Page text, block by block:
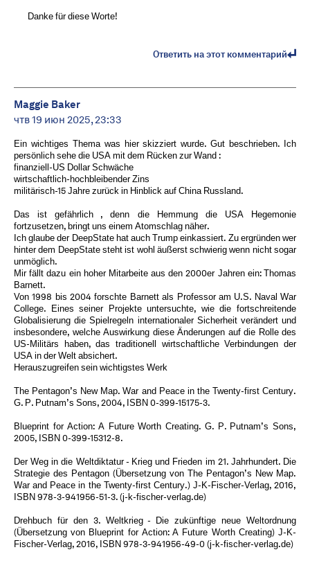
Danke für diese Worte!
Ответить на этот комментарий
Maggie Baker
чтв 19 июн 2025, 23:33
Ein wichtiges Thema was hier skizziert wurde. Gut beschrieben. Ich
persönlich sehe die USA mit dem Rücken zur Wand :
finanziell-US Dollar Schwäche
wirtschaftlich-hochbleibender Zins
militärisch-15 Jahre zurück in Hinblick auf China Russland.
Das ist gefährlich , denn die Hemmung die USA Hegemonie
fortzusetzen, bringt uns einem Atomschlag näher.
Ich glaube der DeepState hat auch Trump einkassiert. Zu ergründen wer
hinter dem DeepState steht ist wohl äußerst schwierig wenn nicht sogar
unmöglich.
Mir fällt dazu ein hoher Mitarbeite aus den 2000er Jahren ein: Thomas
Barnett.
Von 1998 bis 2004 forschte Barnett als Professor am U.S. Naval War
College. Eines seiner Projekte untersuchte, wie die fortschreitende
Globalisierung die Spielregeln internationaler Sicherheit verändert und
insbesondere, welche Auswirkung diese Änderungen auf die Rolle des
US-Militärs haben, das traditionell wirtschaftliche Verbindungen der
USA in der Welt absichert.
Herauszugreifen sein wichtigstes Werk
The Pentagon’s New Map. War and Peace in the Twenty-first Century.
G. P. Putnam’s Sons, 2004, ISBN 0-399-15175-3.
Blueprint for Action: A Future Worth Creating. G. P. Putnam’s Sons,
2005, ISBN 0-399-15312-8.
Der Weg in die Weltdiktatur - Krieg und Frieden im 21. Jahrhundert. Die
Strategie des Pentagon (Übersetzung von The Pentagon’s New Map.
War and Peace in the Twenty-first Century.) J-K-Fischer-Verlag, 2016,
ISBN 978-3-941956-51-3. (j-k-fischer-verlag.de)
Drehbuch für den 3. Weltkrieg - Die zukünftige neue Weltordnung
(Übersetzung von Blueprint for Action: A Future Worth Creating) J-K-
Fischer-Verlag, 2016, ISBN 978-3-941956-49-0 (j-k-fischer-verlag.de)